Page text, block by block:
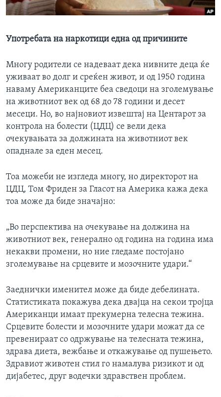
ИНТЕРВЈУА
Употребата на наркотици една од причините
Многу родители се надеваат дека нивните деца ќе
уживаат во долг и среќен живот, и од 1950 година
наваму Американците беа сведоци на зголемување
на животниот век од 68 до 78 години и десет
месеци. Но, во најновиот извештај на Центарот за
контрола на болести (ЦДЦ) се вели дека
очекувањата за должината на животниот век
опаднале за еден месец.
Тоа можеби не изгледа многу, но директорот на
ЦДЦ, Том Фриден за Гласот на Америка кажа дека
тоа може да биде значајно:
„Во перспектива на очекување на должина на
животниот век, генерално од година на година има
некакви промени, но ние гледаме постојано
зголемување на срцевите и мозочните удари.“
Заеднички именител може да биде дебелината.
Статистиката покажува дека двајца на секои тројца
Американци имаат прекумерна телесна тежина.
Срцевите болести и мозочните удари можат да се
превенираат со одржување на телесната тежина,
здрава диета, вежбање и откажување од пушењето.
Здравиот животен стил го намалува ризикот и од
дијабетес, друг водечки здравствен проблем.